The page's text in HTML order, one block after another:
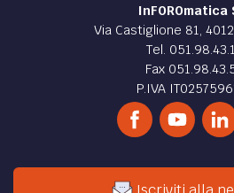
InFOROmatica
Via Castiglione 81,
Tel.
Fax
P.IVA